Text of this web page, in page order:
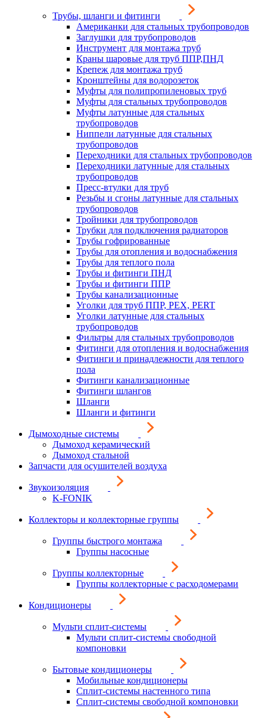
Трубы, шланги и фитинги
Американки для стальных трубопроводов
Заглушки для трубопроводов
Инструмент для монтажа труб
Краны шаровые для труб ППР,ПНД
Крепеж для монтажа труб
Кронштейны для водорозеток
Муфты для полипропиленовых труб
Муфты для стальных трубопроводов
Муфты латунные для стальных
трубопроводов
Ниппели латунные для стальных
трубопроводов
Переходники для стальных трубопроводов
Переходники латунные для стальных
трубопроводов
Пресс-втулки для труб
Резьбы и сгоны латунные для стальных
трубопроводов
Тройники для трубопроводов
Трубки для подключения радиаторов
Трубы гофрированные
Трубы для отопления и водоснабжения
Трубы для теплого пола
Трубы и фитинги ПНД
Трубы и фитинги ППР
Трубы канализационные
Уголки для труб ППР, PEX, PERT
Уголки латунные для стальных
трубопроводов
Фильтры для стальных трубопроводов
Фитинги для отопления и водоснабжения
Фитинги и принадлежности для теплого
пола
Фитинги канализационные
Фитинги шлангов
Шланги
Шланги и фитинги
Дымоходные системы
Дымоход керамический
Дымоход стальной
Запчасти для осушителей воздуха
Звукоизоляция
K-FONIK
Коллекторы и коллекторные группы
Группы быстрого монтажа
Группы насосные
Группы коллекторные
Группы коллекторные с расходомерами
Кондиционеры
Мульти сплит-системы
Мульти сплит-системы свободной
компоновки
Бытовые кондиционеры
Мобильные кондиционеры
Сплит-системы настенного типа
Сплит-системы свободной компоновки